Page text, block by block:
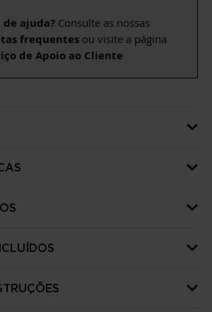
de ajuda? Consulte as nossas
frequentes ou visite a página
de Apoio ao Cliente